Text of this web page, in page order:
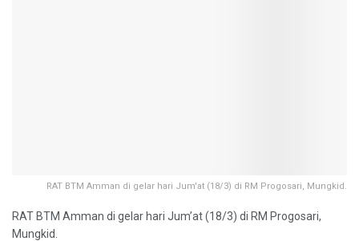
RAT BTM Amman di gelar hari Jum'at (18/3) di RM Progosari, Mungkid.
RAT BTM Amman di gelar hari Jum’at (18/3) di RM Progosari,
Mungkid.